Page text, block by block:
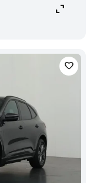
expand_content
favorite